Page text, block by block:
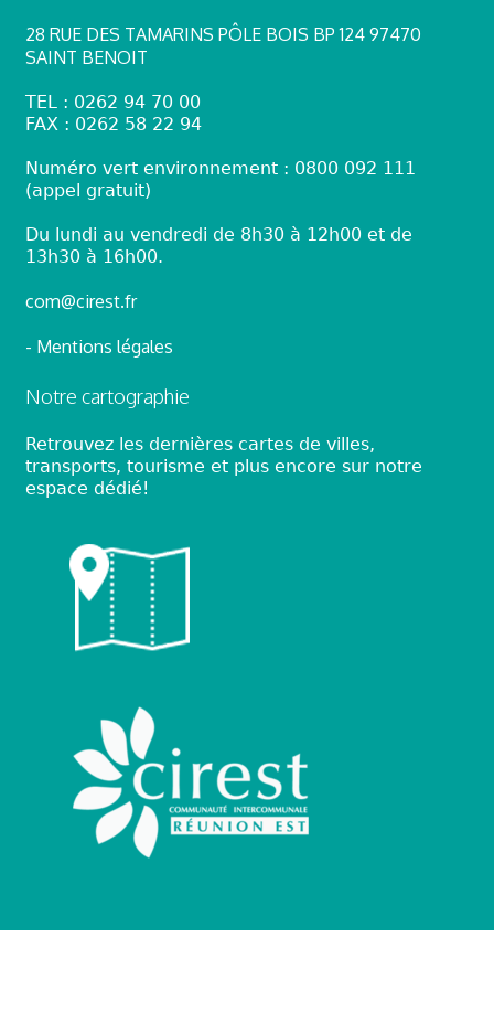
28 RUE DES TAMARINS PÔLE BOIS BP 124 97470
SAINT BENOIT
TEL : 0262 94 70 00
FAX : 0262 58 22 94
Numéro vert environnement : 0800 092 111
(appel gratuit)
Du lundi au vendredi de 8h30 à 12h00 et de
13h30 à 16h00.
com@cirest.fr
- Mentions légales
Notre cartographie
Retrouvez les dernières cartes de villes,
transports, tourisme et plus encore sur notre
espace dédié!